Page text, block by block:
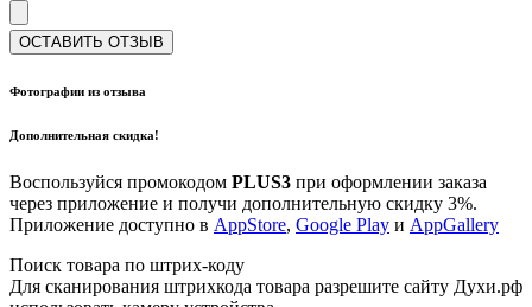
ОСТАВИТЬ ОТЗЫВ
Фотографии из отзыва
Дополнительная скидка!
Воспользуйся промокодом PLUS3 при оформлении заказа
через приложение и получи дополнительную скидку 3%.
Приложение доступно в AppStore, Google Play и AppGallery
Поиск товара по штрих-коду
Для сканирования штрихкода товара разрешите сайту Духи.рф